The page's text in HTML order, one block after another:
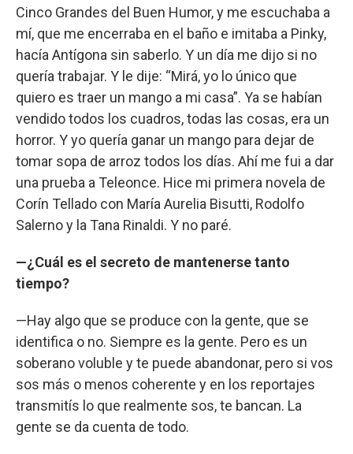
Cinco Grandes del Buen Humor, y me escuchaba a
mí, que me encerraba en el baño e imitaba a Pinky,
hacía Antígona sin saberlo. Y un día me dijo si no
quería trabajar. Y le dije: “Mirá, yo lo único que
quiero es traer un mango a mi casa”. Ya se habían
vendido todos los cuadros, todas las cosas, era un
horror. Y yo quería ganar un mango para dejar de
tomar sopa de arroz todos los días. Ahí me fui a dar
una prueba a Teleonce. Hice mi primera novela de
Corín Tellado con María Aurelia Bisutti, Rodolfo
Salerno y la Tana Rinaldi. Y no paré.
—¿Cuál es el secreto de mantenerse tanto
tiempo?
—Hay algo que se produce con la gente, que se
identifica o no. Siempre es la gente. Pero es un
soberano voluble y te puede abandonar, pero si vos
sos más o menos coherente y en los reportajes
transmitís lo que realmente sos, te bancan. La
gente se da cuenta de todo.